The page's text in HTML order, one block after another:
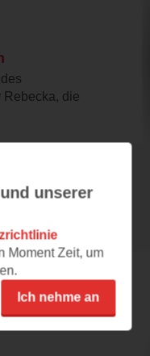
Rebecka, die
anzeigen
unserer
Moment Zeit, um
Ich nehme an